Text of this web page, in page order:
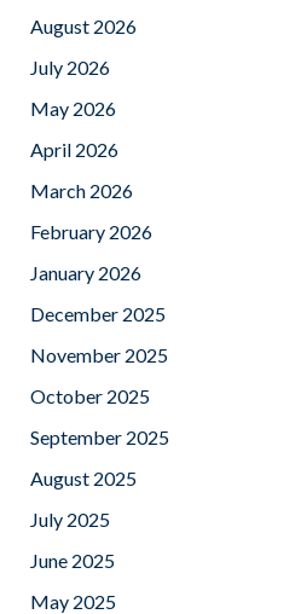
August 2026
July 2026
May 2026
April 2026
March 2026
February 2026
January 2026
December 2025
November 2025
October 2025
September 2025
August 2025
July 2025
June 2025
May 2025